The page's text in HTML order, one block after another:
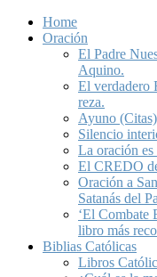
Home
Oración
El Padre
Aquino.
El verdadero
reza.
Ayuno (Citas)
Silencio
La oración
El CREDO
Oración a
Satanás del
‘El Combate
libro más
Biblias Católicas
Libros